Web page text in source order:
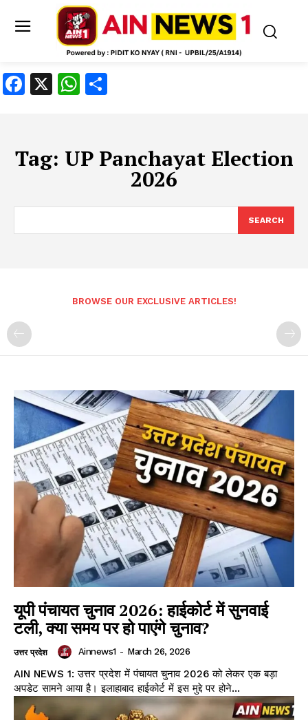
Facebook
X WhatsApp
Tag: UP Panchayat Election
2026
SEARCH
BROWSE OUR EXCLUSIVE ARTICLES!
यूपी पंचायत चुनाव 2026: हाईकोर्ट में सुनवाई
टली, क्या समय पर हो पाएंगे चुनाव?
उत्तर प्रदेश Ainnews1 - March 26, 2026
AIN NEWS 1: उत्तर प्रदेश में पंचायत चुनाव 2026 को लेकर एक बड़ा
अपडेट सामने आया है। इलाहाबाद हाईकोर्ट में इस मुद्दे पर होने...